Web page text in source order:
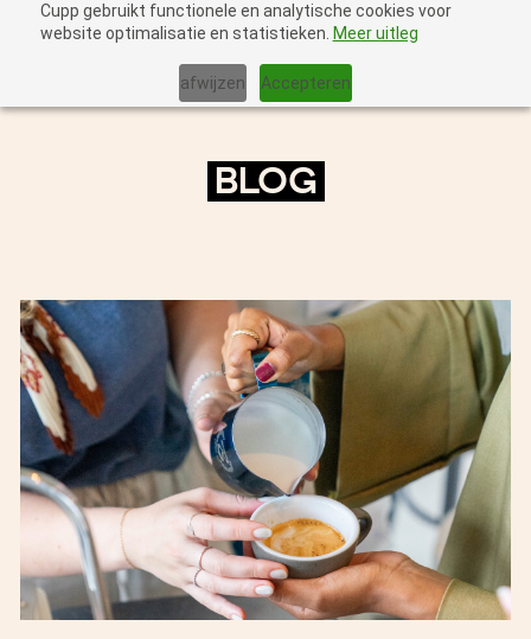
Cupp gebruikt functionele en analytische cookies voor
website optimalisatie en statistieken. Meer uitleg
afwijzen Accepteren
BLOG